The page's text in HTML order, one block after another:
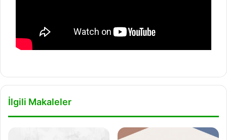
İlgili Makaleler